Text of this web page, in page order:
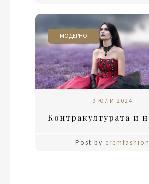
МОДЕРНО
9 ЮЛИ 2024
Post by cremfashion